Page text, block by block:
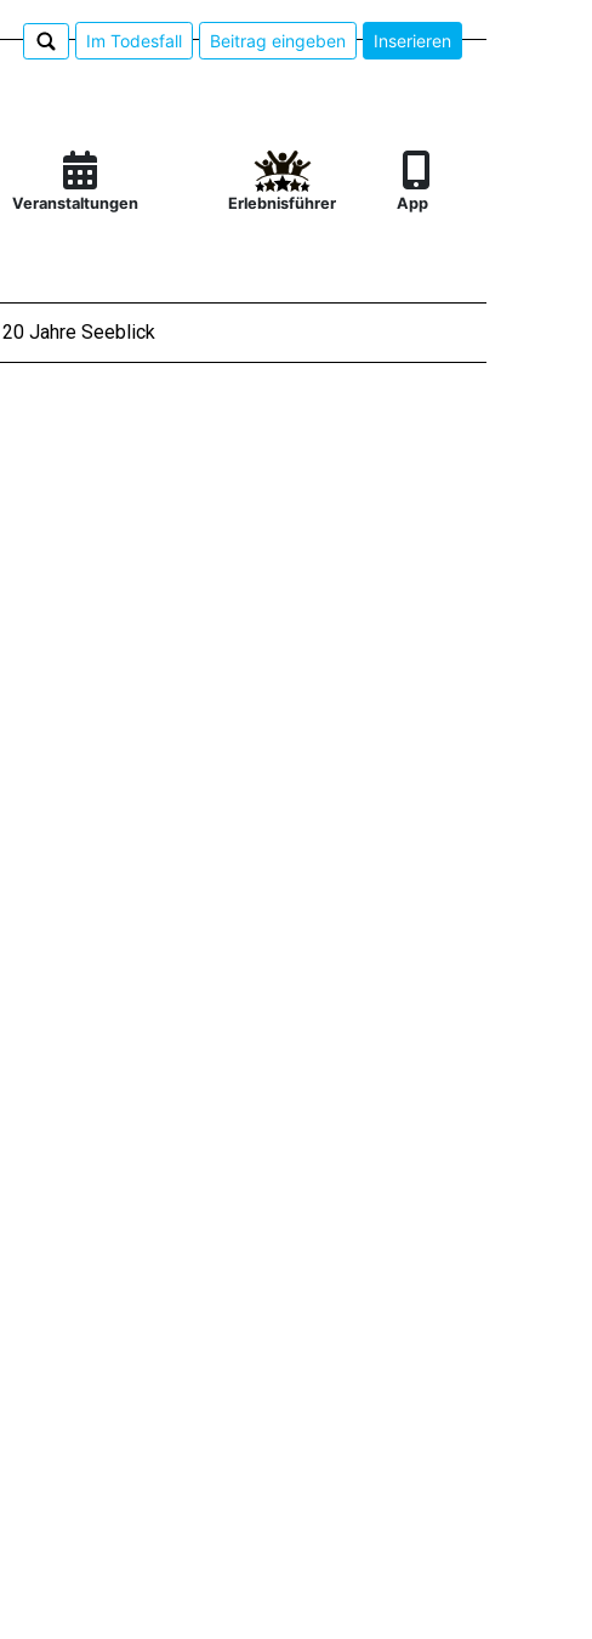
Im Todesfall Beitrag eingeben Inserieren
Veranstaltungen Erlebnisführer App
20 Jahre Seeblick